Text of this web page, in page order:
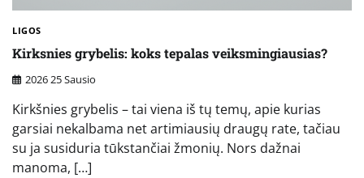
LIGOS
Kirksnies grybelis: koks tepalas veiksmingiausias?
2026 25 Sausio
Kirkšnies grybelis – tai viena iš tų temų, apie kurias
garsiai nekalbama net artimiausių draugų rate, tačiau
su ja susiduria tūkstančiai žmonių. Nors dažnai
manoma, […]